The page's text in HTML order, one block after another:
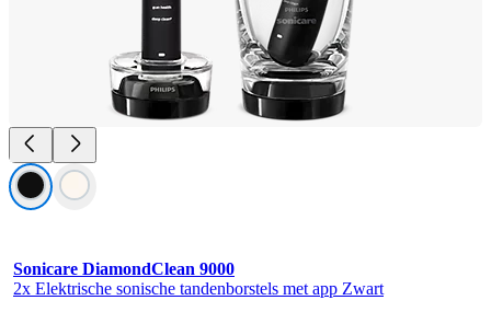
Sonicare DiamondClean 9000
2x Elektrische sonische tandenborstels met app Zwart